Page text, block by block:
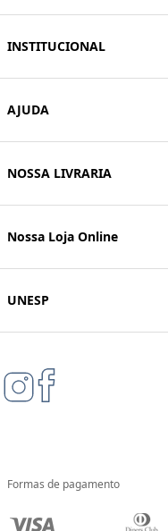
INSTITUCIONAL
AJUDA
NOSSA LIVRARIA
Nossa Loja Online
UNESP
Formas de pagamento